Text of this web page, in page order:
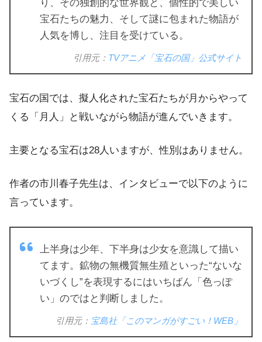
り、その独創的な世界観と、個性的で美しい
宝石たちの魅力、そして謎に包まれた物語が
人気を博し、注目を受けている。
引用元： TVアニメ「宝石の国」公式サイト
宝石の国では、擬人化された宝石たちが月からやって
くる「月人」と戦いながら物語が進んでいきます。
主要となる宝石は28人いますが、性別はありません。
作者の市川春子先生は、インタビューで以下のように
言っています。
上半身は少年、下半身は少女を意識して描い
てます。鉱物の無機質無生殖といった“ないな
いづくし”を表現するにはいちばん「色っぽ
い」のではと判断しました。
引用元： 宝島社「このマンガがすごい！WEB」